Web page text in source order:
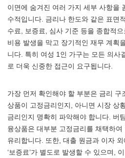
이면에 숨겨진 여러 가지 세부 사항을
수적입니다. 금리나 한도와 같은 표면
수료, 보증료, 심사 기준 등을 종합적
비용 발생을 막고 장기적인 재무 계획
니다. 특히 여성 1인 가구는 모든 의사
로 더욱 신중한 접근이 요구됩니다.
가장 먼저 확인해야 할 부분은 금리 구
상품이 고정금리인지, 아니면 시장 상
금리인지 명확히 파악해야 합니다. 버
융상품은 대부분 고정금리를 채택하
유리합니다. 또한, 대출 원금과 이자
‘보증료’가 별도로 발생할 수 있으며,